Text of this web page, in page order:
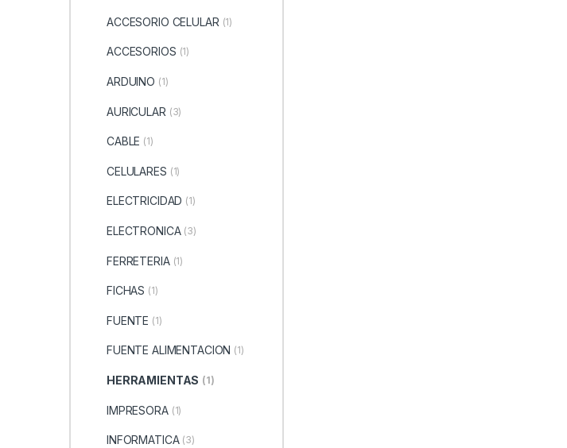
ACCESORIO CELULAR (1)
ACCESORIOS (1)
ARDUINO (1)
AURICULAR (3)
CABLE (1)
CELULARES (1)
ELECTRICIDAD (1)
ELECTRONICA (3)
FERRETERIA (1)
FICHAS (1)
FUENTE (1)
FUENTE ALIMENTACION (1)
HERRAMIENTAS (1)
IMPRESORA (1)
INFORMATICA (3)